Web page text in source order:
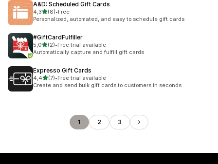
A&D: Scheduled Gift Cards
4,3av 5 stjerner
(8)
Totalt 8 omtaler
•Free
Personalized, automated, and easy to schedule gift cards
#GiftCardFulfiller
5,0av 5 stjerner
(2)
Totalt 2 omtaler
•Free trial available
Automatically capture and fulfill gift cards
Expresso Gift Cards
4,4av 5 stjerner
(7)
Totalt 7 omtaler
•Free trial available
Create and send bulk gift cards to customers in seconds
1 2 3